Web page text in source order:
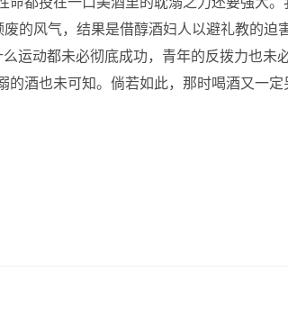
的风气，结果是借醇酒妇人以避礼教的迫
运动都未必彻底成功，青年的反拨力也未
酒也未可知。倘若如此，那时喝酒又一定